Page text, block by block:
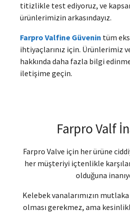
titizlikle test ediyoruz, ve
ürünlerimizin arkasındayız.
Farpro Valfine Güvenin tüm
ihtiyaçlarınız için. Ürünlerimiz
hakkında daha fazla bilgi
iletişime geçin.
Farpro Valf
Farpro Valve için her ürüne
her müşteriyi içtenlikle
olduğuna
Kelebek vanalarımızın
olması gerekmez, ama